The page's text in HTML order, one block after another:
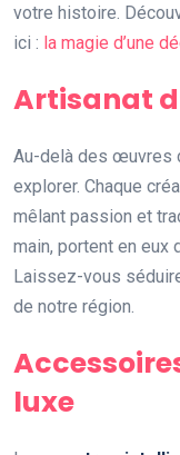
votre histoire.
ici : la magie d’une
Artisanat
Au-delà des œuvres
explorer. Chaque
mêlant passion et
main, portent en eux
Laissez-vous
de notre région.
luxe